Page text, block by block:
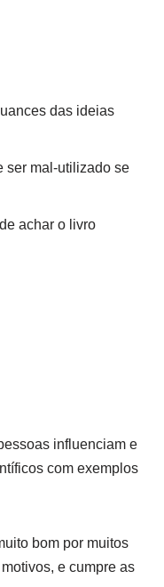
das ideias
ser mal-utilizado se
achar o livro
influenciam e
com exemplos
bom por muitos
e cumpre as